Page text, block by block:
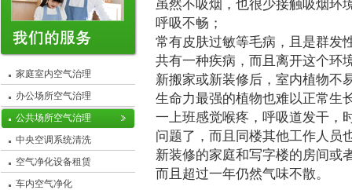
家庭室内空气治理
办公场所空气治理
公共场所空气治理
中央空调系统清洗
空气净化设备租赁
车内空气净化
虽然不吸烟，也很少接触吸烟环
呼吸不畅；
常有皮肤过敏等毛病，且是群发
共有一种疾病，而且离开这个环
新搬家或新装修后，室内植物不
生命力最强的植物也难以正常生
一上班感觉喉疼，呼吸道发干，
问题了，而且同楼其他工作人员
新装修的家庭和写字楼的房间或
而且超过一年仍然气味不散。